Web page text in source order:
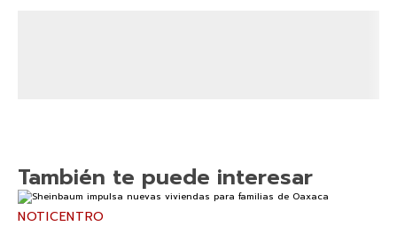
También te puede interesar
NOTICENTRO